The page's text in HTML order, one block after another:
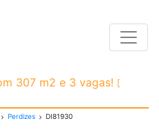
307 m2 e 3 vagas! [
Perdizes DI81930